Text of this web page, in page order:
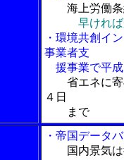
海上労働
早けれ
・環境共創イ
事業者支
援事業で平成
省エネに
４日
まで
・帝国データ
国内景気